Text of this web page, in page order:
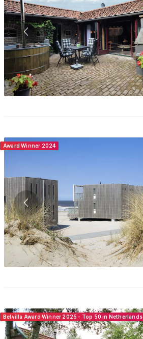
Award Winner 2024
Belvilla Award Winner 2025 - Top 50 in Netherlands